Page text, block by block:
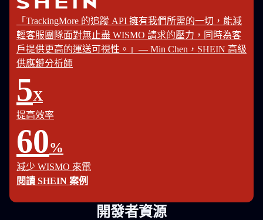
「TrackingMore 的追蹤 API 擁有我們所需的一切，能減
輕客服團隊面對無止盡 WISMO 請求的壓力，同時為客
戶提供更高的運送可視性。」— Min Chen，SHEIN 高級
供應鏈分析師
5X
提高效率
60%
減少 WISMO 來電
閱讀 SHEIN 案例
開發者資源